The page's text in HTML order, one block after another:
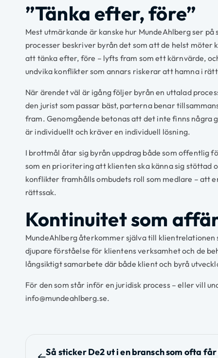
”Tänka efter, före”
Mest utmärkande är kanske hur MundeAhlberg ser
processer beskriver byrån det som att de helst möter
att tänka efter, före – lyfts fram som ett kärnvärde,
undvika konflikter som annars riskerar att hamna i
När ärendet väl är igång följer byrån en uttalad
den jurist som passar bäst, parterna benar
fram. Genomgående betonas att det inte finns några
är individuellt och kräver en individuell lösning.
I brottmål åtar sig byrån uppdrag både som offentlig
som en prioritering att klienten ska känna sig stöttad
konflikter framhålls ombudets roll som medlare – att
rättssak.
Kontinuitet som
MundeAhlberg återkommer själva till klientrelationen
djupare förståelse för klientens verksamhet och de
långsiktigt samarbete där både klient och byrå
För den som står inför en juridisk process – eller vill
info@mundeahlberg.se.
I
Så sticker De2 ut i en bransch som ofta